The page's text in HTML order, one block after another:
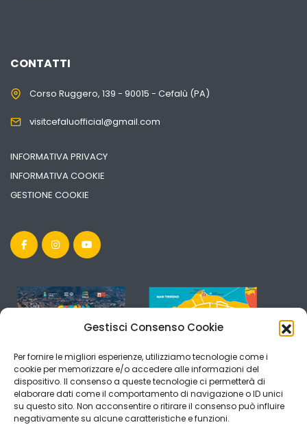
Gestisci Consenso Cookie
Per fornire le migliori esperienze, utilizziamo tecnologie come i
cookie per memorizzare e/o accedere alle informazioni del
dispositivo. Il consenso a queste tecnologie ci permetterà di
elaborare dati come il comportamento di navigazione o ID unici
su questo sito. Non acconsentire o ritirare il consenso può influire
negativamente su alcune caratteristiche e funzioni.
CONTATTI
Corso Ruggero, 139 - 90015 - Cefalù (PA)
visitcefaluofficial@gmail.com
INFORMATIVA PRIVACY
INFORMATIVA COOKIE
GESTIONE COOKIE